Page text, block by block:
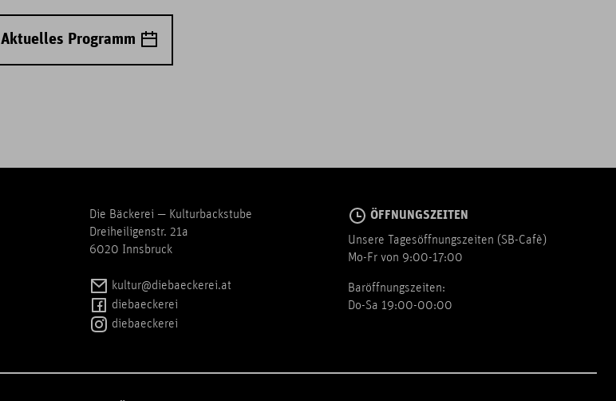
Aktuelles Programm
Die Bäckerei — Kulturbackstube
Dreiheiligenstr. 21a
6020 Innsbruck
kultur@diebaeckerei.at
diebaeckerei
diebaeckerei
ÖFFNUNGSZEITEN
Unsere Tagesöffnungszeiten (SB-Cafè)
Mo-Fr von 9:00-17:00
Baröffnungszeiten:
Do-Sa 19:00-00:00